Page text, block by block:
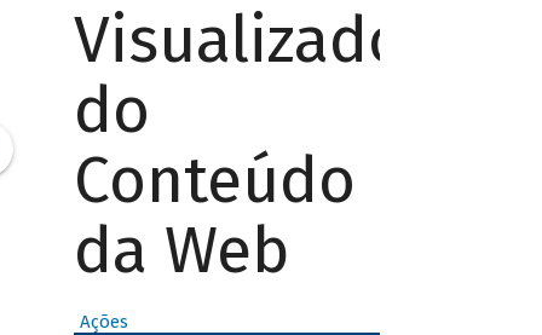
Visualizador
do
Conteúdo
da Web
Ações